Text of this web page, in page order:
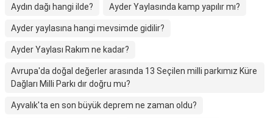
Aydın dağı hangi ilde? Ayder Yaylasında kamp yapılır mı?
Ayder yaylasına hangi mevsimde gidilir?
Ayder Yaylası Rakım ne kadar?
Avrupa'da doğal değerler arasında 13 Seçilen milli parkımız Küre
Dağları Milli Parkı dır doğru mu?
Ayvalık'ta en son büyük deprem ne zaman oldu?